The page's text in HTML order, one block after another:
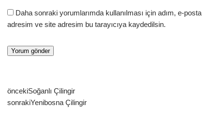
Daha sonraki yorumlarımda kullanılması için adım, e-posta
adresim ve site adresim bu tarayıcıya kaydedilsin.
öncekiSoğanlı Çilingir
sonrakiYenibosna Çilingir